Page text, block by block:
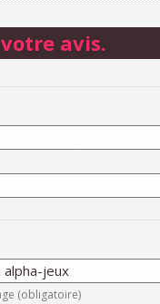
avis.
(obligatoire)